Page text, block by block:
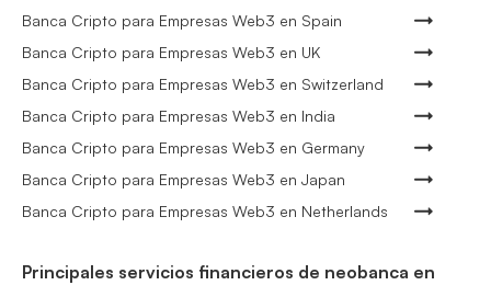
Banca Cripto para Empresas Web3 en Spain
Banca Cripto para Empresas Web3 en UK
Banca Cripto para Empresas Web3 en Switzerland
Banca Cripto para Empresas Web3 en India
Banca Cripto para Empresas Web3 en Germany
Banca Cripto para Empresas Web3 en Japan
Banca Cripto para Empresas Web3 en Netherlands
Principales servicios financieros de neobanca en